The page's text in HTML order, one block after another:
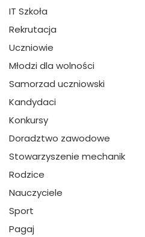
IT Szkoła
Rekrutacja
Uczniowie
Młodzi dla wolności
Samorzad uczniowski
Kandydaci
Konkursy
Doradztwo zawodowe
Stowarzyszenie mechanik
Rodzice
Nauczyciele
Sport
Pagaj